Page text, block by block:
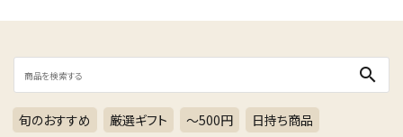
search
旬のおすすめ 厳選ギフト ～500円
日持ち商品